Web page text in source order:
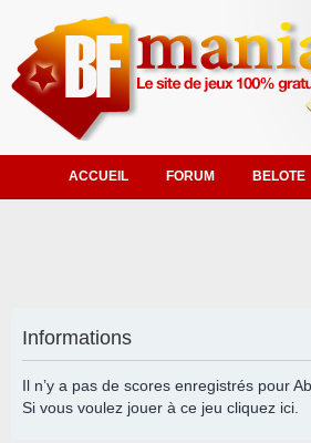
ACCUEIL FORUM BELOTE
Informations
Il n’y a pas de scores enregistrés pour
Si vous voulez jouer à ce jeu cliquez ici